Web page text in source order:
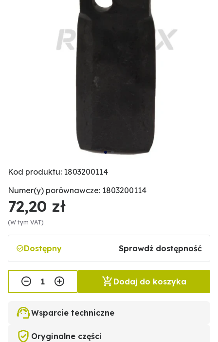
Kod produktu: 1803200114
Numer(y) porównawcze: 1803200114
72,20 zł
(W tym VAT)
Dostępny Sprawdź dostępność
Dodaj do koszyka
Wsparcie techniczne
Oryginalne części